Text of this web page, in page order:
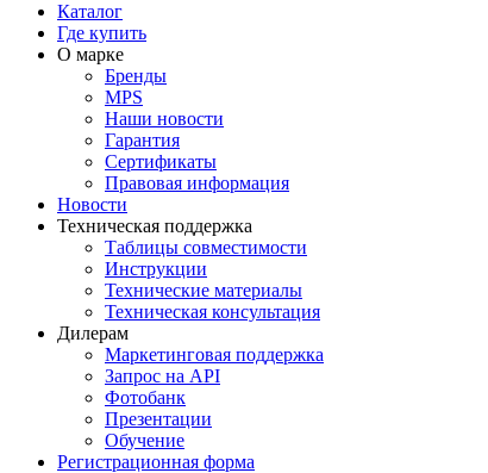
Каталог
Где купить
О марке
Бренды
MPS
Наши новости
Гарантия
Сертификаты
Правовая информация
Новости
Техническая поддержка
Таблицы совместимости
Инструкции
Технические материалы
Техническая консультация
Дилерам
Маркетинговая поддержка
Запрос на API
Фотобанк
Презентации
Обучение
Регистрационная форма